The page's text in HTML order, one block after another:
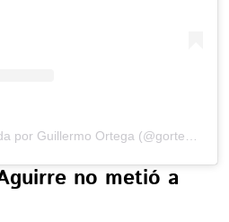
Una publicación compartida por Guillermo Ortega (@gortega_r)
no metió a